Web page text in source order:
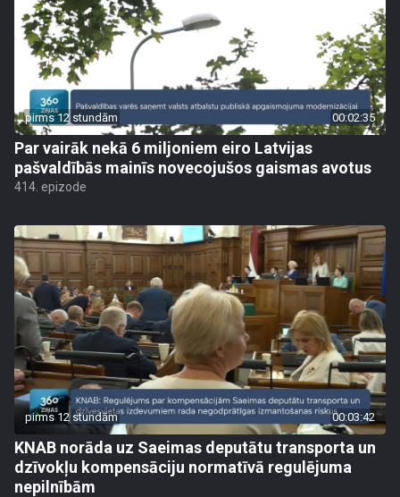
pirms 12 stundām 00:02:35
Par vairāk nekā 6 miljoniem eiro Latvijas
pašvaldībās mainīs novecojušos gaismas avotus
414. epizode
pirms 12 stundām 00:03:42
KNAB norāda uz Saeimas deputātu transporta un
dzīvokļu kompensāciju normatīvā regulējuma
nepilnībām